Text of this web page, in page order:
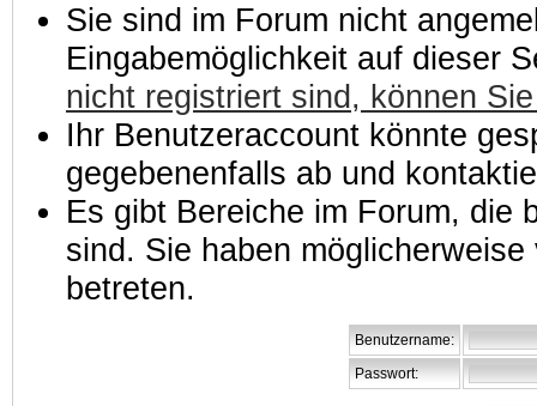
Sie sind im Forum nicht
Eingabemöglichkeit auf dieser
nicht registriert sind, können
Ihr Benutzeraccount könnte
gegebenenfalls ab und
Es gibt Bereiche im Forum, die
sind. Sie haben
betreten.
Benutzername:
Passwort: